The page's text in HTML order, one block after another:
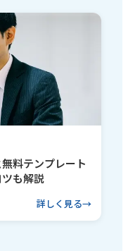
料テンプレート
も解説
詳しく見る